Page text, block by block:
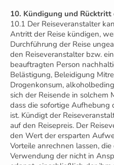
10. Kündigung und Rücktritt
10.1 Der Reiseveranstalter
Antritt der Reise kündigen,
Durchführung der Reise
den Reiseveranstalter bzw.
beauftragten Person
Belästigung, Beleidigung
Drogenkonsum,
sich der Reisende in
dass die sofortige Aufhebung
ist. Kündigt der
auf den Reisepreis. Der
den Wert der ersparten
Vorteile anrechnen lassen,
Verwendung der nicht in